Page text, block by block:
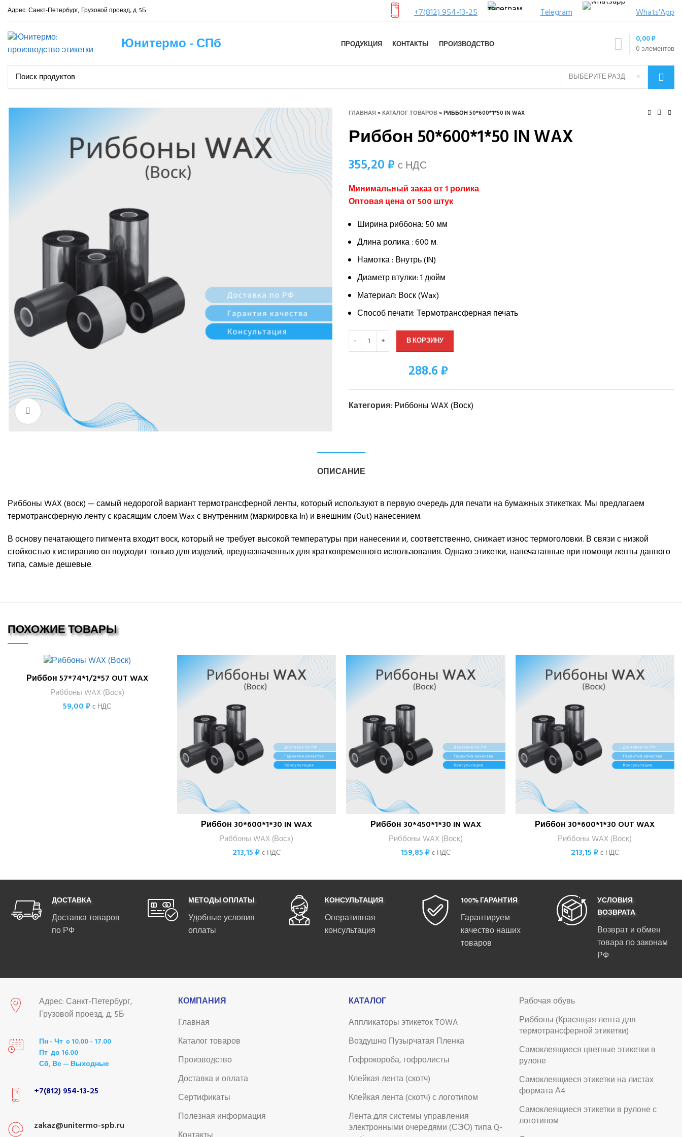
Адрес: Санкт-Петербург, Грузовой проезд, д. 5Б +7(812) 954-13-25 Telegram Whats'App
Юнитермо - СПб ПРОДУКЦИЯ КОНТАКТЫ ПРОИЗВОДСТВО 0элементов
0,00₽
ВЫБЕРИТЕ РАЗДЕЛ
Нажмите, чтобы увеличить
ГЛАВНАЯ»КАТАЛОГ ТОВАРОВ»РИББОН 50*600*1*50 IN WAX
Риббон 50*600*1*50 IN WAX
355,20₽ с НДС
Минимальный заказ от 1 ролика
Оптовая цена от 500 штук
Ширина риббона: 50 мм
Длина ролика : 600 м.
Намотка : Внутрь (IN)
Диаметр втулки: 1 дюйм
Материал: Воск (Wax)
Способ печати: Термотрансферная печать
В КОРЗИНУ
288.6 ₽
Категория: Риббоны WAX (Воск)
ОПИСАНИЕ
Риббоны WAX (воск) — самый недорогой вариант термотрансферной ленты, который используют в первую очередь для печати на бумажных этикетках. Мы предлагаем
термотрансферную ленту с красящим слоем Wax с внутренним (маркировка In) и внешним (Out) нанесением.
В основу печатающего пигмента входит воск, который не требует высокой температуры при нанесении и, соответственно, снижает износ термоголовки. В связи с низкой
стойкостью к истиранию он подходит только для изделий, предназначенных для кратковременного использования. Однако этикетки, напечатанные при помощи ленты данного
типа, самые дешевые.
ПОХОЖИЕ ТОВАРЫ
В КОРЗИНУ
Риббон 57*74*1/2*57 OUT WAX
Риббоны WAX (Воск)
59,00₽ с НДС
В КОРЗИНУ
Риббон 30*600*1*30 IN WAX
Риббоны WAX (Воск)
213,15₽ с НДС
В КОРЗИНУ
Риббон 30*450*1*30 IN WAX
Риббоны WAX (Воск)
159,85₽ с НДС
В КОРЗИНУ
Риббон 30*600*1*30 OUT WAX
Риббоны WAX (Воск)
213,15₽ с НДС
ДОСТАВКА
Доставка товаров
по РФ
МЕТОДЫ ОПЛАТЫ
Удобные условия
оплаты
КОНСУЛЬТАЦИЯ
Оперативная
консультация
100% ГАРАНТИЯ
Гарантируем
качество наших
товаров
УСЛОВИЯ
ВОЗВРАТА
Возврат и обмен
товара по законам
РФ
Адрес: Санкт-Петербург,
Грузовой проезд, д. 5Б
Пн - Чт с 10.00 - 17.00
Пт до 16.00
Сб, Вс — Выходные
+7(812) 954-13-25
zakaz@unitermo-spb.ru
КОМПАНИЯ
Главная
Каталог товаров
Производство
Доставка и оплата
Сертификаты
Полезная информация
КАТАЛОГ
Аппликаторы этикеток TOWA
Воздушно Пузырчатая Пленка
Гофрокороба, гофролисты
Клейкая лента (скотч)
Клейкая лента (скотч) с логотипом
Лента для системы управления
электронными очередями (СЭО) типа Q-
Рабочая обувь
Риббоны (Красящая лента для
термотрансферной этикетки)
Самоклеящиеся цветные этикетки в
рулоне
Самоклеящиеся этикетки на листах
формата А4
Самоклеящиеся этикетки в рулоне с
логотипом